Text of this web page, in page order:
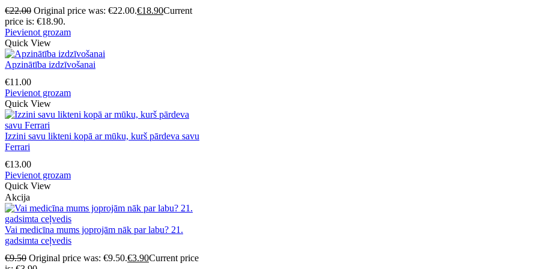
€22.00 Original price was: €22.00.€18.90Current
price is: €18.90.
Pievienot grozam
Quick View
Apzinātība izdzīvošanai
€11.00
Pievienot grozam
Quick View
Izzini savu likteni kopā ar mūku, kurš pārdeva savu
Ferrari
€13.00
Pievienot grozam
Quick View
Akcija
Vai medicīna mums joprojām nāk par labu? 21.
gadsimta ceļvedis
€9.50 Original price was: €9.50.€3.90Current price